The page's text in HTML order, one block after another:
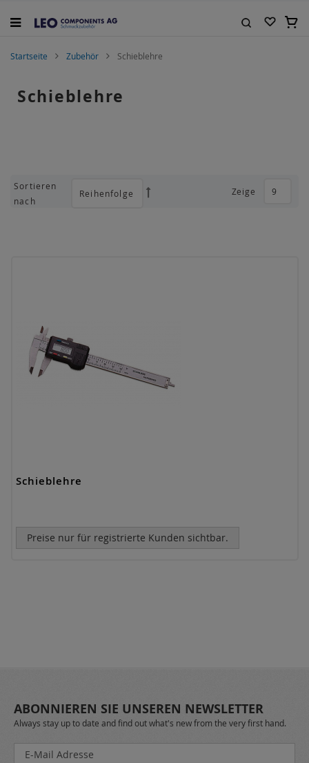
Inhalt
Startseite Zubehör Schieblehre
Schieblehre
Zeige
Sortieren
nach
Absteigend
Schieblehre
Preise nur für registrierte Kunden sichtbar.
ABONNIEREN SIE UNSEREN NEWSLETTER
Always stay up to date and find out what's new from the very first hand.
Melden